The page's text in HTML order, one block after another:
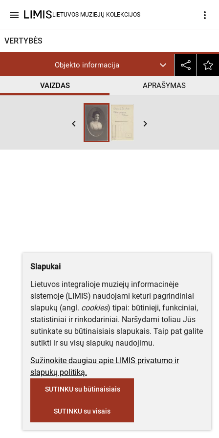
menu LIETUVOS MUZIEJŲ KOLEKCIJOS more_vert
VERTYBĖS
Objekto informacija
VAIZDAS APRAŠYMAS
keyboard_arrow_left keyboard_arrow_right
Slapukai
Lietuvos integralioje muziejų informacinėje
sistemoje (LIMIS) naudojami keturi pagrindiniai
slapukų (angl. cookies) tipai: būtinieji, funkciniai,
statistiniai ir rinkodariniai. Naršydami toliau Jūs
sutinkate su būtinaisiais slapukais. Taip pat galite
sutikti ir su visų slapukų naudojimu.
Sužinokite daugiau apie LIMIS privatumo ir
slapukų politiką.
SUTINKU su būtinaisiais
SUTINKU su visais